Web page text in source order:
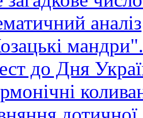
аналіз
до Дня